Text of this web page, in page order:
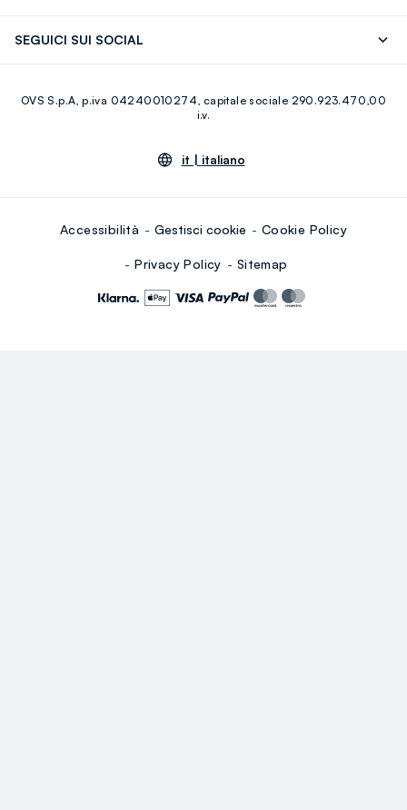
Giftcard
SEGUICI SUI SOCIAL
Youtube Linkedin
OVS S.p.A, p.iva 04240010274, capitale sociale 290.923.470,00
i.v.
it | italiano
Accessibilità Gestisci cookie Cookie Policy
Privacy Policy Sitemap